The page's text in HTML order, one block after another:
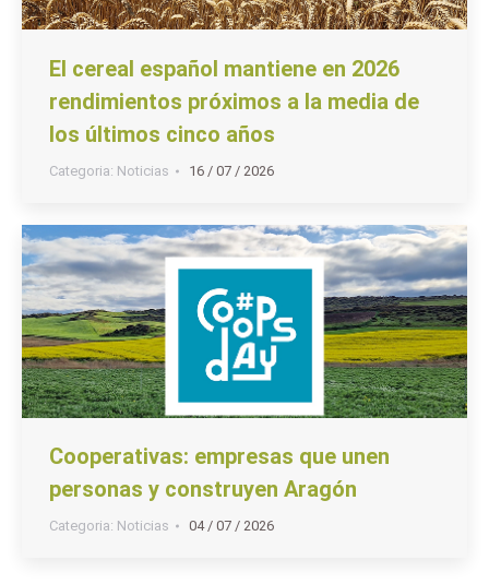
El cereal español mantiene en 2026
rendimientos próximos a la media de
los últimos cinco años
Categoria: Noticias 16 / 07 / 2026
Cooperativas: empresas que unen
personas y construyen Aragón
Categoria: Noticias 04 / 07 / 2026